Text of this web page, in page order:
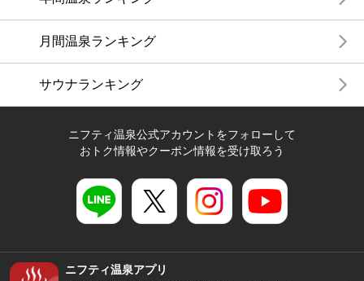
月間温泉ランキング
サウナランキング
ニフティ温泉公式アカウントをフォローして
おトク情報やクーポン情報を受け取ろう
ニフティ温泉アプリ